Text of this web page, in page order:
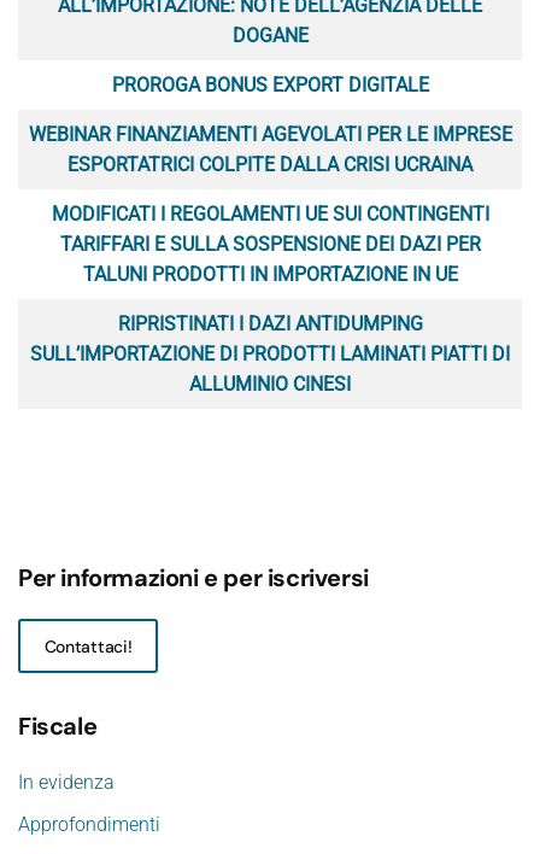
ALL’IMPORTAZIONE: NOTE DELL’AGENZIA DELLE
DOGANE
PROROGA BONUS EXPORT DIGITALE
WEBINAR FINANZIAMENTI AGEVOLATI PER LE IMPRESE
ESPORTATRICI COLPITE DALLA CRISI UCRAINA
MODIFICATI I REGOLAMENTI UE SUI CONTINGENTI
TARIFFARI E SULLA SOSPENSIONE DEI DAZI PER
TALUNI PRODOTTI IN IMPORTAZIONE IN UE
RIPRISTINATI I DAZI ANTIDUMPING
SULL’IMPORTAZIONE DI PRODOTTI LAMINATI PIATTI DI
ALLUMINIO CINESI
Per informazioni e per iscriversi
Contattaci!
Fiscale
In evidenza
Approfondimenti